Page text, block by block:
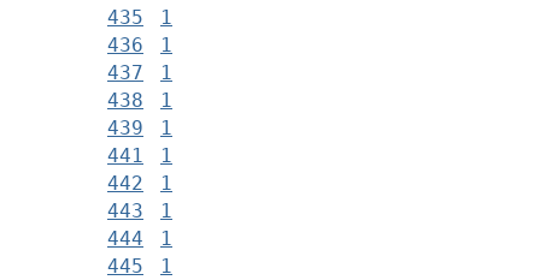
435
1
436
1
437
1
438
1
439
1
441
1
442
1
443
1
444
1
445
1